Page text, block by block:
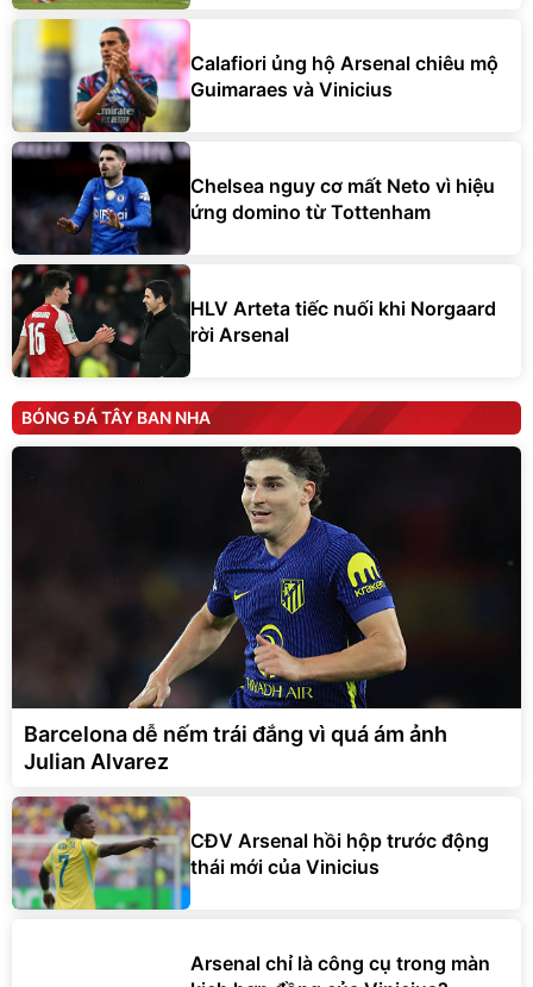
Calafiori ủng hộ Arsenal chiêu mộ
Guimaraes và Vinicius
Chelsea nguy cơ mất Neto vì hiệu
ứng domino từ Tottenham
HLV Arteta tiếc nuối khi Norgaard
rời Arsenal
BÓNG ĐÁ TÂY BAN NHA
Barcelona dễ nếm trái đắng vì quá ám ảnh
Julian Alvarez
CĐV Arsenal hồi hộp trước động
thái mới của Vinicius
Arsenal chỉ là công cụ trong màn